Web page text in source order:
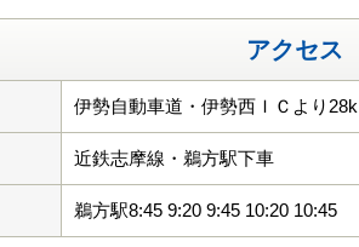
アクセス
伊勢自動車道・伊勢西ＩＣより
近鉄志摩線・鵜方駅下車
鵜方駅8:45 9:20 9:45 10:20 10:45